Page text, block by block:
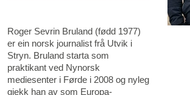
Roger Sevrin Bruland (fødd 1977)
er ein norsk journalist frå Utvik i
Stryn. Bruland starta som
praktikant ved Nynorsk
mediesenter i Førde i 2008 og nyleg
gjekk han av som Europa-